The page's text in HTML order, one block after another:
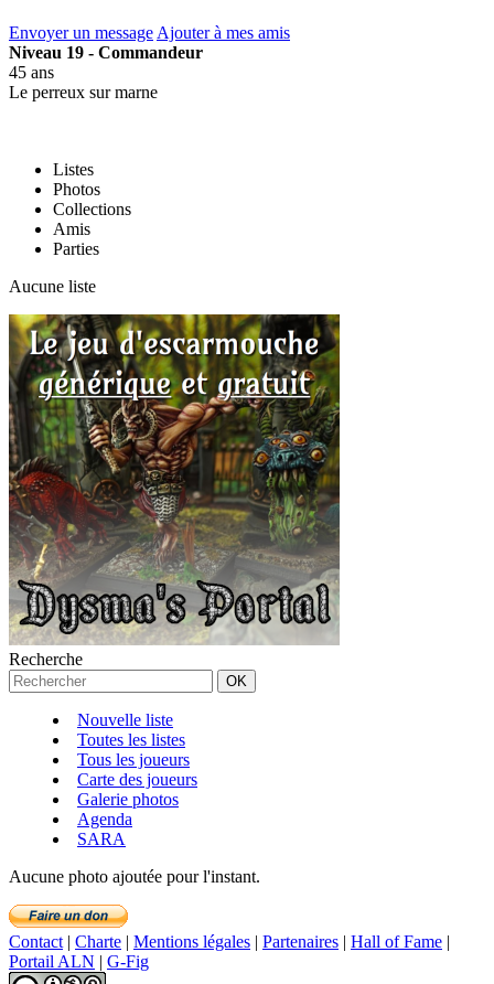
Envoyer un message Ajouter à mes amis
Niveau 19 - Commandeur
45 ans
Le perreux sur marne
Listes
Photos
Collections
Amis
Parties
Aucune liste
Recherche
Nouvelle liste
Toutes les listes
Tous les joueurs
Carte des joueurs
Galerie photos
Agenda
SARA
Aucune photo ajoutée pour l'instant.
Contact | Charte | Mentions légales | Partenaires | Hall of Fame |
Portail ALN | G-Fig